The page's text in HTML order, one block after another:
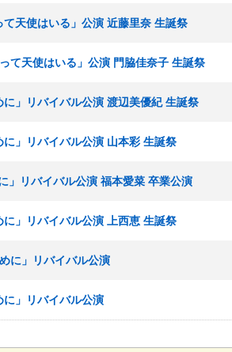
天使はいる」公演 近藤里奈 生誕祭
て天使はいる」公演 門脇佳奈子 生誕祭
」リバイバル公演 渡辺美優紀 生誕祭
」リバイバル公演 山本彩 生誕祭
」リバイバル公演 福本愛菜 卒業公演
」リバイバル公演 上西恵 生誕祭
に」リバイバル公演
」リバイバル公演